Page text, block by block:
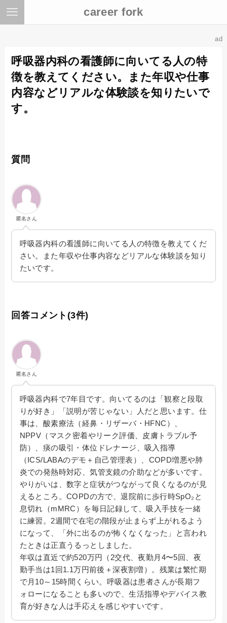
career fork
ad
呼吸器内科の看護師に向いてる人の特
徴を教えてください。また年収や仕事
内容などリアルな体験談を知りたいで
す。
質問
匿名さん
呼吸器内科の看護師に向いてる人の特徴を教えてくだ
さい。また年収や仕事内容などリアルな体験談を知り
たいです。
回答コメント(3件)
匿名さん
呼吸器内科で7年目です。向いてるのは「観察と段取
りが好き」「説明が苦じゃない」人だと思います。仕
事は、酸素療法（経鼻・リザーバ・HFNC）、
NPPV（マスク密着やリーク評価、皮膚トラブル予
防）、痰の吸引・体位ドレナージ、吸入指導
（ICS/LABAのデモ＋自己管理表）、COPD増悪や肺
炎での発熱時対応、気管支鏡の介助などが多いです。
やりがいは、数字と症状がつながって良くなるのが見
えるところ。COPDの方で、退院前に歩行時SpO₂と
息切れ（mMRC）を毎日記録して、吸入手技を一緒
に練習。2週間で在宅の階段が止まらず上がれるよう
になって、「外に出るのが怖くなくなった」と言われ
たときは正直うるっとしました。
年収は直近で約520万円（2交代、夜勤月4〜5回、夜
勤手当は1回1.1万円前後＋深夜割増）。残業は繁忙期
で月10～15時間くらい。呼吸器は患者さんが長期フ
ォローになることも多いので、生活指導やデバイス教
育が好きな人は手応えを感じやすいです。